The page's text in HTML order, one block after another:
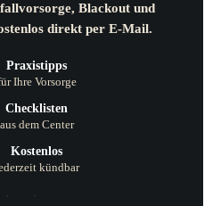
Blackout und
direkt per E-Mail.
Praxistipps
Ihre Vorsorge
Checklisten
aus dem Center
Kostenlos
kündbar